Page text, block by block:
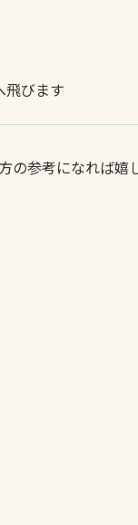
飛びます
の参考になれば嬉